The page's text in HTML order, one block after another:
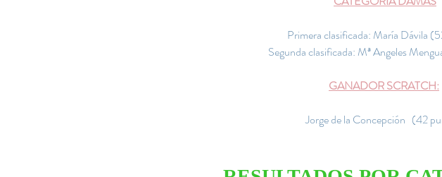
Primera clasificada: María Dávila
Segunda clasificada: Mª Angeles
GANADOR SCRATCH:
Jorge de la Concepción   (42